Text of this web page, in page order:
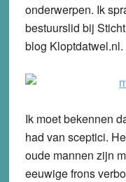
onderwerpen. Ik
bestuurslid bij
blog Kloptdatwel.nl.
Ik moet bekennen
had van sceptici.
oude mannen zijn
eeuwige frons